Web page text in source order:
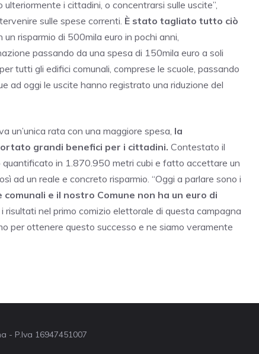
i cittadini, o concentrarsi sulle uscite”,
sulle spese correnti. È stato tagliato tutto ciò
risparmio di 500mila euro in pochi anni,
passando da una spesa di 150mila euro a soli
tutti gli edifici comunali, comprese le scuole, passando
ad oggi le uscite hanno registrato una riduzione del
un’unica rata con una maggiore spesa, la
grandi benefici per i cittadini. Contestato il
quantificato in 1.870.950 metri cubi e fatto accettare un
ad un reale e concreto risparmio. “Oggi a parlare sono i
comunali e il nostro Comune non ha un euro di
nel primo comizio elettorale di questa campagna
per ottenere questo successo e ne siamo veramente
- P.Iva 16947451007